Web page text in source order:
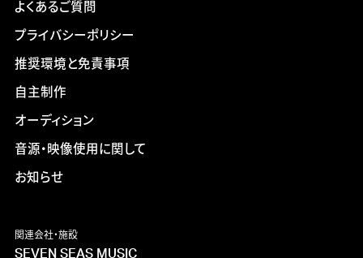
よくあるご質問
プライバシーポリシー
推奨環境と免責事項
自主制作
オーディション
音源・映像使用に関して
お知らせ
関連会社・施設
SEVEN SEAS MUSIC